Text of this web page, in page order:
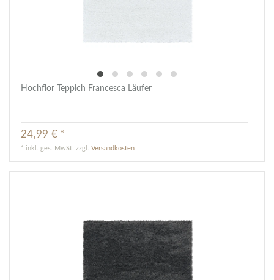
Hochflor Teppich Francesca Läufer
24,99 € *
* inkl. ges. MwSt. zzgl.Versandkosten